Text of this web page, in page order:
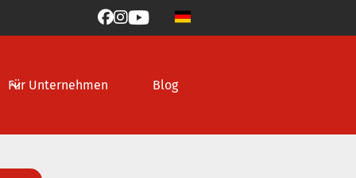

Für Unternehmen Blog